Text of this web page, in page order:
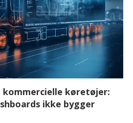
køretøjer:
ikke bygger